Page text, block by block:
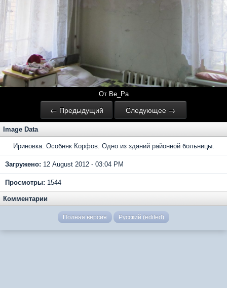
От Ве_Ра
← Предыдущий Следующее →
Image Data
Ириновка. Особняк Корфов. Одно из зданий районной больницы.
Загружено: 12 August 2012 - 03:04 PM
Просмотры: 1544
Комментарии
Полная версия Русский (edited)